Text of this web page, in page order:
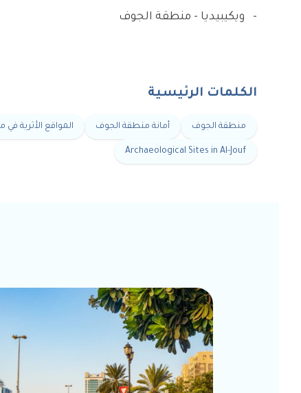
ويكيبيديا - منطقة الجوف
الكلمات الرئيسية
منطقة الجوف أمانة منطقة الجوف المواقع الأثرية
Archaeological Sites in Al-Jouf